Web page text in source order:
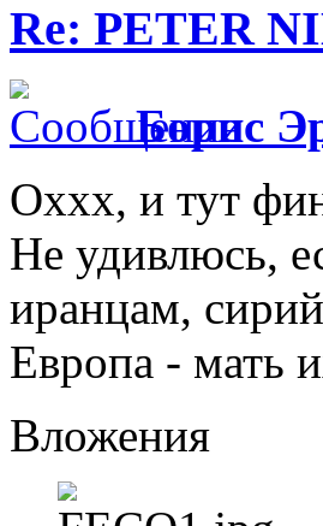
Re: PETER
Борис
Оххх, и тут
Не удивлюсь,
иранцам,
Европа - мать
Вложения